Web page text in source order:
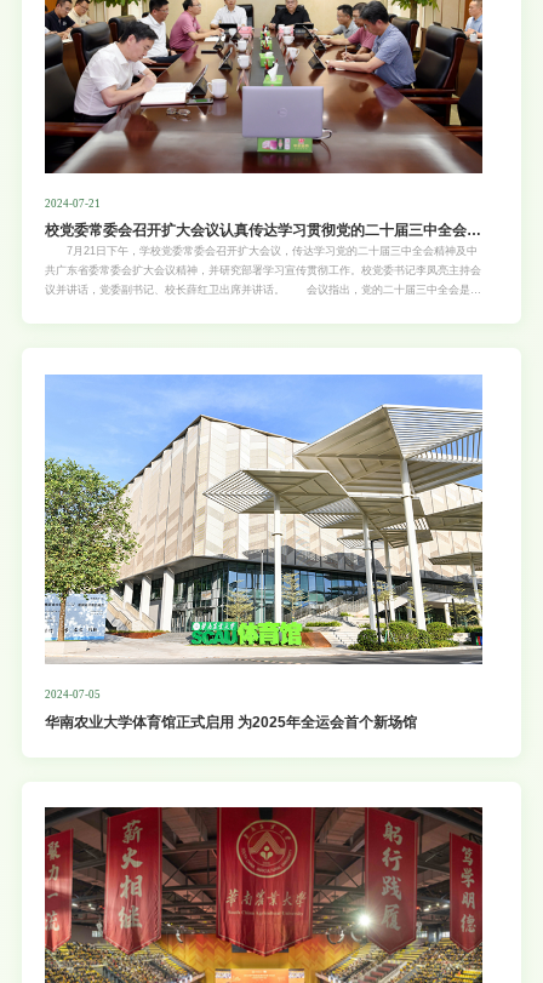
2024-07-21
校党委常委会召开扩大会议认真传达学习贯彻党的二十届三中全会精
7月21日下午，学校党委常委会召开扩大会议，传达学习党的二十届三中全会精神及中
共广东省委常委会扩大会议精神，并研究部署学习宣传贯彻工作。校党委书记李凤亮主持会
议并讲话，党委副书记、校长薛红卫出席并讲话。 会议指出，党的二十届三中全会是在
指出，全会对教育科技人才体制机制一体改革作出新部署，为学校进一步发挥优势、深化协
同创新、助力中国式现代化建设提供了方向指引。作为农林类“双一流”建设高校和广东省高
水平建设高校，华农有责任有条件在服务教育、科技、人才体制机制一体改革中当先锋、打
头阵、创品牌、作示范。全校要把学习好宣传好贯彻好二十届三中全会精神作为当前和今后
一个时期的重大政治任务。一要提高政治站位。把深入学习领会全会精神与学习领会习近平
总书记关于全面深化改革的一系列新思想、
2024-07-05
华南农业大学体育馆正式启用​ 为2025年全运会首个新场馆